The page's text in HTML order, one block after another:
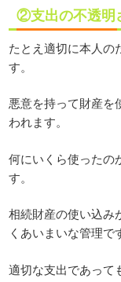
②支出の不透明
たとえ適切に本人の
す。
悪意を持って財産を
われます。
何にいくら使ったの
す。
相続財産の使い込み
くあいまいな管理で
適切な支出であって